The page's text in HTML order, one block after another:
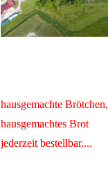
hausgemachte Brötchen,
hausgemachtes Brot
jederzeit bestellbar....